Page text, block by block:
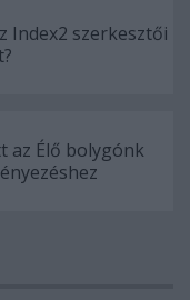
Index2 szerkesztői
az Élő bolygónk